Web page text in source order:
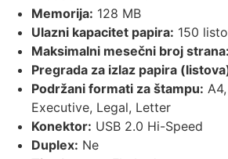
Memorija: 128 MB
Ulazni kapacitet papira: 150
Maksimalni mesečni broj strana:
Pregrada za izlaz papira
Podržani formati za štampu:
Executive, Legal, Letter
Konektor: USB 2.0 Hi-Speed
Duplex: Ne